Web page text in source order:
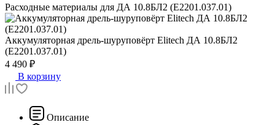
Расходные материалы для ДА 10.8БЛ2 (E2201.037.01)
Аккумуляторная дрель-шуруповёрт Elitech ДА 10.8БЛ2
(E2201.037.01)
4 490 ₽
В корзину
Описание